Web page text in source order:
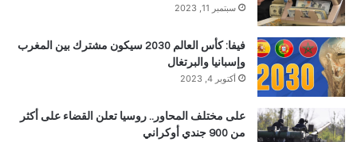
سبتمبر 11, 2023
فيفا: كأس العالم 2030 سيكون مشترك بين المغرب
وإسبانيا والبرتغال
أكتوبر 4, 2023
على مختلف المحاور.. روسيا تعلن القضاء على أكثر
من 900 جندي أوكراني